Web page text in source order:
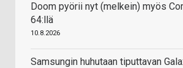
Doom pyörii nyt (melkein) myös
64:llä
10.8.2026
Samsungin huhutaan tiputtavan